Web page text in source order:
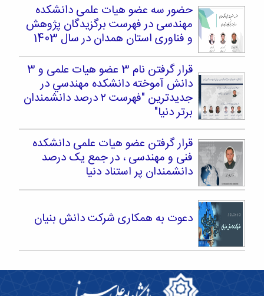
حضور سه عضو هیات علمی دانشکده
مهندسی در فهرست برگزیدگان پژوهش
و فناوری استان همدان در سال 1403
قرار گرفتن نام 3 عضو هیات علمی و 3
دانش آموخته دانشکده مهندسي در
جدیدترین "فهرست ۲ درصد دانشمندان
برتر دنیا"
قرار گرفتن عضو هیات علمی دانشکده
فنی و مهندسی ، در جمع یک درصد
دانشمندان پر استناد دنیا
دعوت به همکاری شرکت دانش بنیان